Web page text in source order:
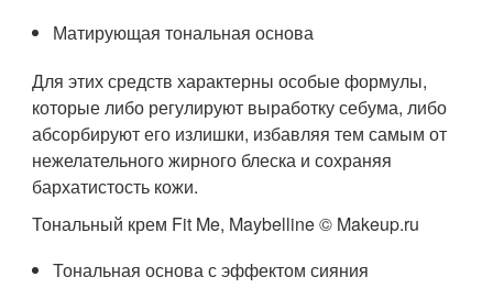
Матирующая тональная основа
Для этих средств характерны особые формулы,
которые либо регулируют выработку себума, либо
абсорбируют его излишки, избавляя тем самым от
нежелательного жирного блеска и сохраняя
бархатистость кожи.
Тональный крем Fit Me, Maybelline © Makeup.ru
Тональная основа с эффектом сияния